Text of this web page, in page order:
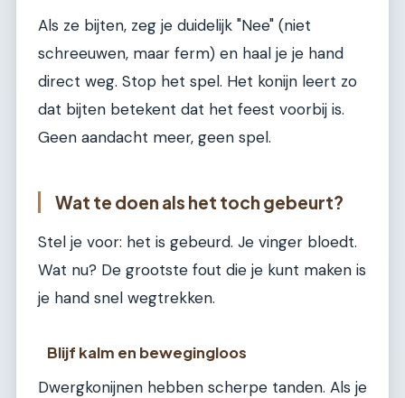
Als ze bijten, zeg je duidelijk "Nee" (niet
schreeuwen, maar ferm) en haal je je hand
direct weg. Stop het spel. Het konijn leert zo
dat bijten betekent dat het feest voorbij is.
Geen aandacht meer, geen spel.
Wat te doen als het toch gebeurt?
Stel je voor: het is gebeurd. Je vinger bloedt.
Wat nu? De grootste fout die je kunt maken is
je hand snel wegtrekken.
Blijf kalm en bewegingloos
Dwergkonijnen hebben scherpe tanden. Als je